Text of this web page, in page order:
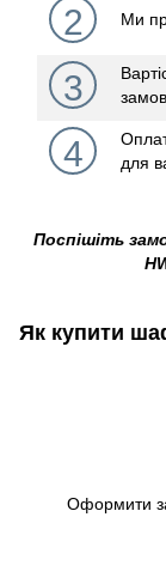
2 Ми
3
4
для
Поспішіть
Як купити
Оформити